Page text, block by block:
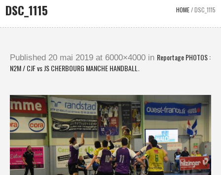
DSC_1115 HOME/DSC_1115
Published 20 mai 2019 at 6000×4000 in Reportage PHOTOS :
N2M / CJF vs JS CHERBOURG MANCHE HANDBALL .